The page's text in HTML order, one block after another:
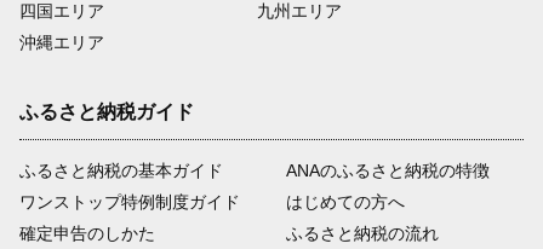
四国エリア
沖縄エリア
九州エリア
ふるさと納税ガイド
ふるさと納税の基本ガイド
ワンストップ特例制度ガイド
確定申告のしかた
ANAのふるさと納税の特徴
はじめての方へ
ふるさと納税の流れ